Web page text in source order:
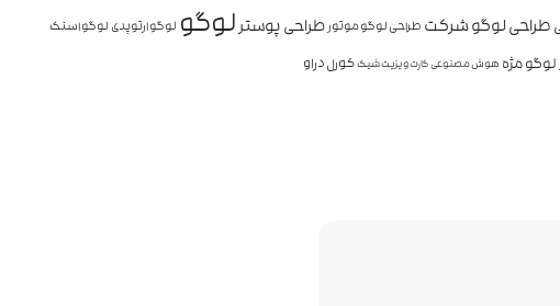
طراحی لوگو شرکت طراحی لوگو موتورطراحی پوسترلوگو لوگو ارتوپدی لوگو اسنک
لوگو مژه هوش مصنوعیکارت ویزیت شیککورل دراو